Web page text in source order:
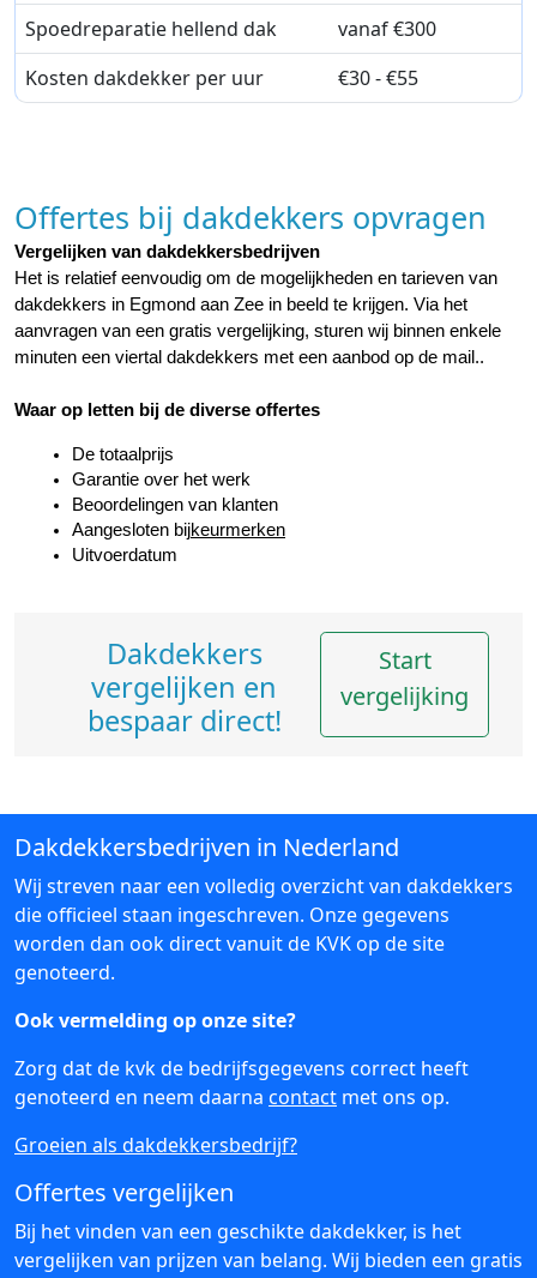
Spoedreparatie hellend dak
vanaf €300
Kosten dakdekker per uur
€30 - €55
Offertes bij dakdekkers opvragen
Vergelijken van dakdekkersbedrijven
Het is relatief eenvoudig om de mogelijkheden en tarieven van
dakdekkers in Egmond aan Zee in beeld te krijgen. Via het
aanvragen van een gratis vergelijking, sturen wij binnen enkele
minuten een viertal dakdekkers met een aanbod op de mail..
Waar op letten bij de diverse offertes
De totaalprijs
Garantie over het werk
Beoordelingen van klanten
Aangesloten bijkeurmerken
Uitvoerdatum
Dakdekkers
vergelijken en
bespaar direct!
Start
vergelijking
Dakdekkersbedrijven in Nederland
Wij streven naar een volledig overzicht van dakdekkers
die officieel staan ingeschreven. Onze gegevens
worden dan ook direct vanuit de KVK op de site
genoteerd.
Ook vermelding op onze site?
Zorg dat de kvk de bedrijfsgegevens correct heeft
genoteerd en neem daarna contact met ons op.
Groeien als dakdekkersbedrijf?
Offertes vergelijken
Bij het vinden van een geschikte dakdekker, is het
vergelijken van prijzen van belang. Wij bieden een gratis